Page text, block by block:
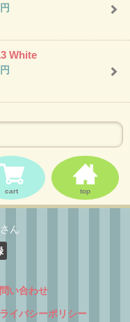
円
White
円
cart top
ん
い合わせ
イバシーポリシー